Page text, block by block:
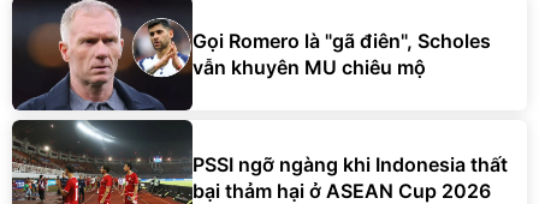
Gọi Romero là "gã điên", Scholes
vẫn khuyên MU chiêu mộ
PSSI ngỡ ngàng khi Indonesia thất
bại thảm hại ở ASEAN Cup 2026